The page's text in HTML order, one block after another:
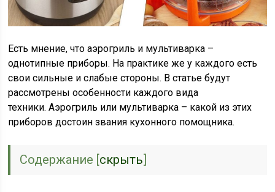
Есть мнение, что аэрогриль и мультиварка –
однотипные приборы. На практике же у каждого есть
свои сильные и слабые стороны. В статье будут
рассмотрены особенности каждого вида
техники. Аэрогриль или мультиварка – какой из этих
приборов достоин звания кухонного помощника.
Содержание [скрыть]